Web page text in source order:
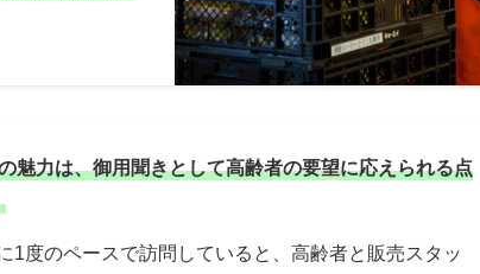
魅力は、御用聞きとして高齢者の要望に応えられる点
1度のペースで訪問していると、高齢者と販売スタッ